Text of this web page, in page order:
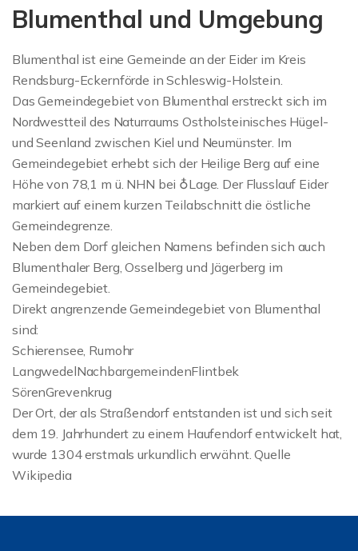
Blumenthal und Umgebung
Blumenthal ist eine Gemeinde an der Eider im Kreis
Rendsburg-Eckernförde in Schleswig-Holstein.
Das Gemeindegebiet von Blumenthal erstreckt sich im
Nordwestteil des Naturraums Ostholsteinisches Hügel-
und Seenland zwischen Kiel und Neumünster. Im
Gemeindegebiet erhebt sich der Heilige Berg auf eine
Höhe von 78,1 m ü. NHN bei ♁Lage. Der Flusslauf Eider
markiert auf einem kurzen Teilabschnitt die östliche
Gemeindegrenze.
Neben dem Dorf gleichen Namens befinden sich auch
Blumenthaler Berg, Osselberg und Jägerberg im
Gemeindegebiet.
Direkt angrenzende Gemeindegebiet von Blumenthal
sind:
Schierensee, Rumohr
LangwedelNachbargemeindenFlintbek
SörenGrevenkrug
Der Ort, der als Straßendorf entstanden ist und sich seit
dem 19. Jahrhundert zu einem Haufendorf entwickelt hat,
wurde 1304 erstmals urkundlich erwähnt. Quelle
Wikipedia